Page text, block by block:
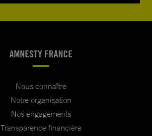
AMNESTY FRANCE
Nous connaître
Notre organisation
Nos engagements
Transparence financière